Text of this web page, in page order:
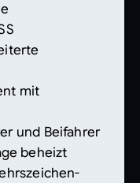
mit
und Beifahrer
beheizt